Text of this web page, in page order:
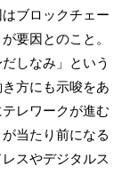
ブロックチェー
要因とのこと。
しなみ」という
方にも示唆をあ
レワークが進む
当たり前になる
スやデジタルス